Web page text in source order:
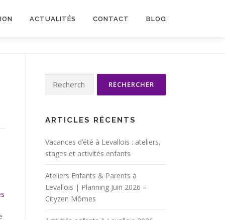
ACTUALITÉS CONTACT BLOG
ARTICLES RÉCENTS
Vacances d’été à Levallois : ateliers,
stages et activités enfants
Ateliers Enfants & Parents à
Levallois | Planning Juin 2026 –
Cityzen Mômes